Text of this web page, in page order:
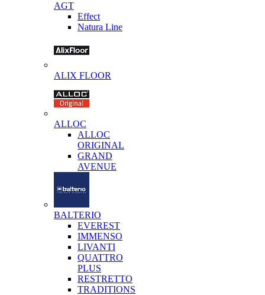
AGT
Effect
Natura Line
ALIX FLOOR
ALLOC
ALLOC
ORIGINAL
GRAND
AVENUE
BALTERIO
EVEREST
IMMENSO
LIVANTI
QUATTRO
PLUS
RESTRETTO
TRADITIONS